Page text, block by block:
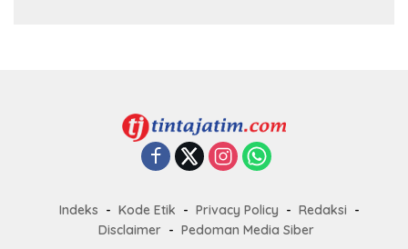
Indeks Kode Etik Privacy Policy
Redaksi
Disclaimer
Pedoman Media Siber